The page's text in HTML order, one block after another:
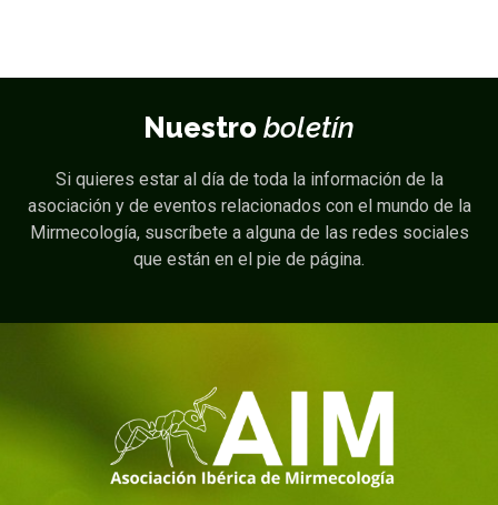
Nuestro boletín
Si quieres estar al día de toda la información de la
asociación y de eventos relacionados con el mundo de la
Mirmecología, suscríbete a alguna de las redes sociales
que están en el pie de página.